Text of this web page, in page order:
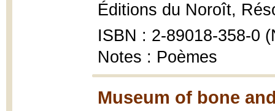
Éditions du Noroît,
ISBN : 2-89018-358-0
Notes : Poèmes
Museum of bone